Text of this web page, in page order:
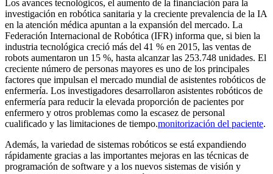
Los avances tecnológicos, el aumento de la financiación para la
investigación en robótica sanitaria y la creciente prevalencia de la IA
en la atención médica apuntan a la expansión del mercado. La
Federación Internacional de Robótica (IFR) informa que, si bien la
industria tecnológica creció más del 41 % en 2015, las ventas de
robots aumentaron un 15 %, hasta alcanzar las 253.748 unidades. El
creciente número de personas mayores es uno de los principales
factores que impulsan el mercado mundial de asistentes robóticos de
enfermería. Los investigadores desarrollaron asistentes robóticos de
enfermería para reducir la elevada proporción de pacientes por
enfermero y otros problemas como la escasez de personal
cualificado y las limitaciones de tiempo.monitorización del paciente.
Además, la variedad de sistemas robóticos se está expandiendo
rápidamente gracias a las importantes mejoras en las técnicas de
programación de software y a los nuevos sistemas de visión y